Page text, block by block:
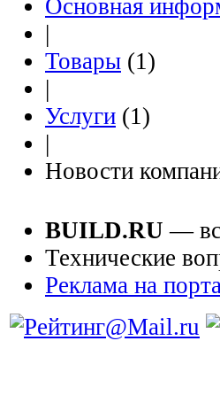
Основная
|
Товары (1)
|
Услуги (1)
|
Новости
BUILD.RU —
Технические
Реклама на